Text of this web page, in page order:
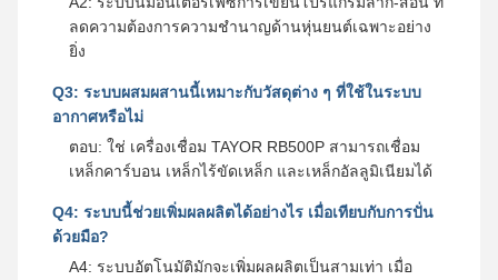
ลดความต้องการความชํานาญด้านหุ่นยนต์เฉพาะอย่าง
ยิ่ง
Q3: ระบบผสมผสานนี้เหมาะกับวัสดุต่าง ๆ ที่ใช้ในระบบ
อากาศหรือไม่
ตอบ: ใช่ เครื่องเชื่อม TAYOR RB500P สามารถเชื่อม
เหล็กคาร์บอน เหล็กไร้ขัดเหล็ก และเหล็กอัลลูมิเนียมได้
Q4: ระบบนี้ช่วยเพิ่มผลผลิตได้อย่างไร เมื่อเทียบกับการปั่น
ด้วยมือ?
A4: ระบบอัตโนมัติมักจะเพิ่มผลผลิตเป็นสามเท่า เมื่อ